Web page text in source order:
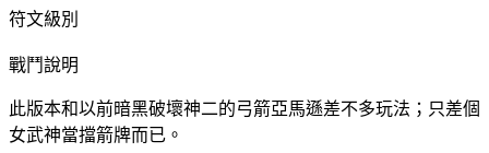
符文級別
戰鬥說明
此版本和以前暗黑破壞神二的弓箭亞馬遜差不多玩法；只差個
女武神當擋箭牌而已。